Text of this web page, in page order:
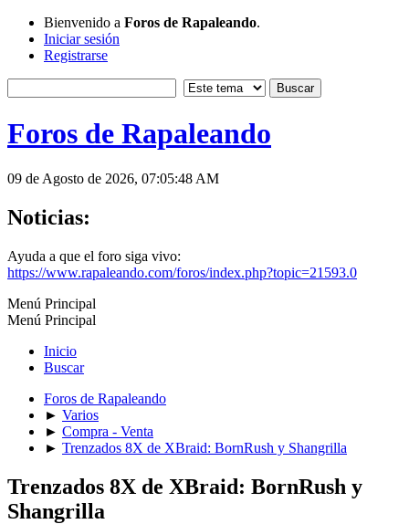
Bienvenido a Foros de Rapaleando.
Iniciar sesión
Registrarse
Foros de Rapaleando
09 de Agosto de 2026, 07:05:48 AM
Noticias:
Ayuda a que el foro siga vivo:
https://www.rapaleando.com/foros/index.php?topic=21593.0
Menú Principal
Menú Principal
Inicio
Buscar
Foros de Rapaleando
► Varios
► Compra - Venta
► Trenzados 8X de XBraid: BornRush y Shangrilla
Trenzados 8X de XBraid: BornRush y
Shangrilla